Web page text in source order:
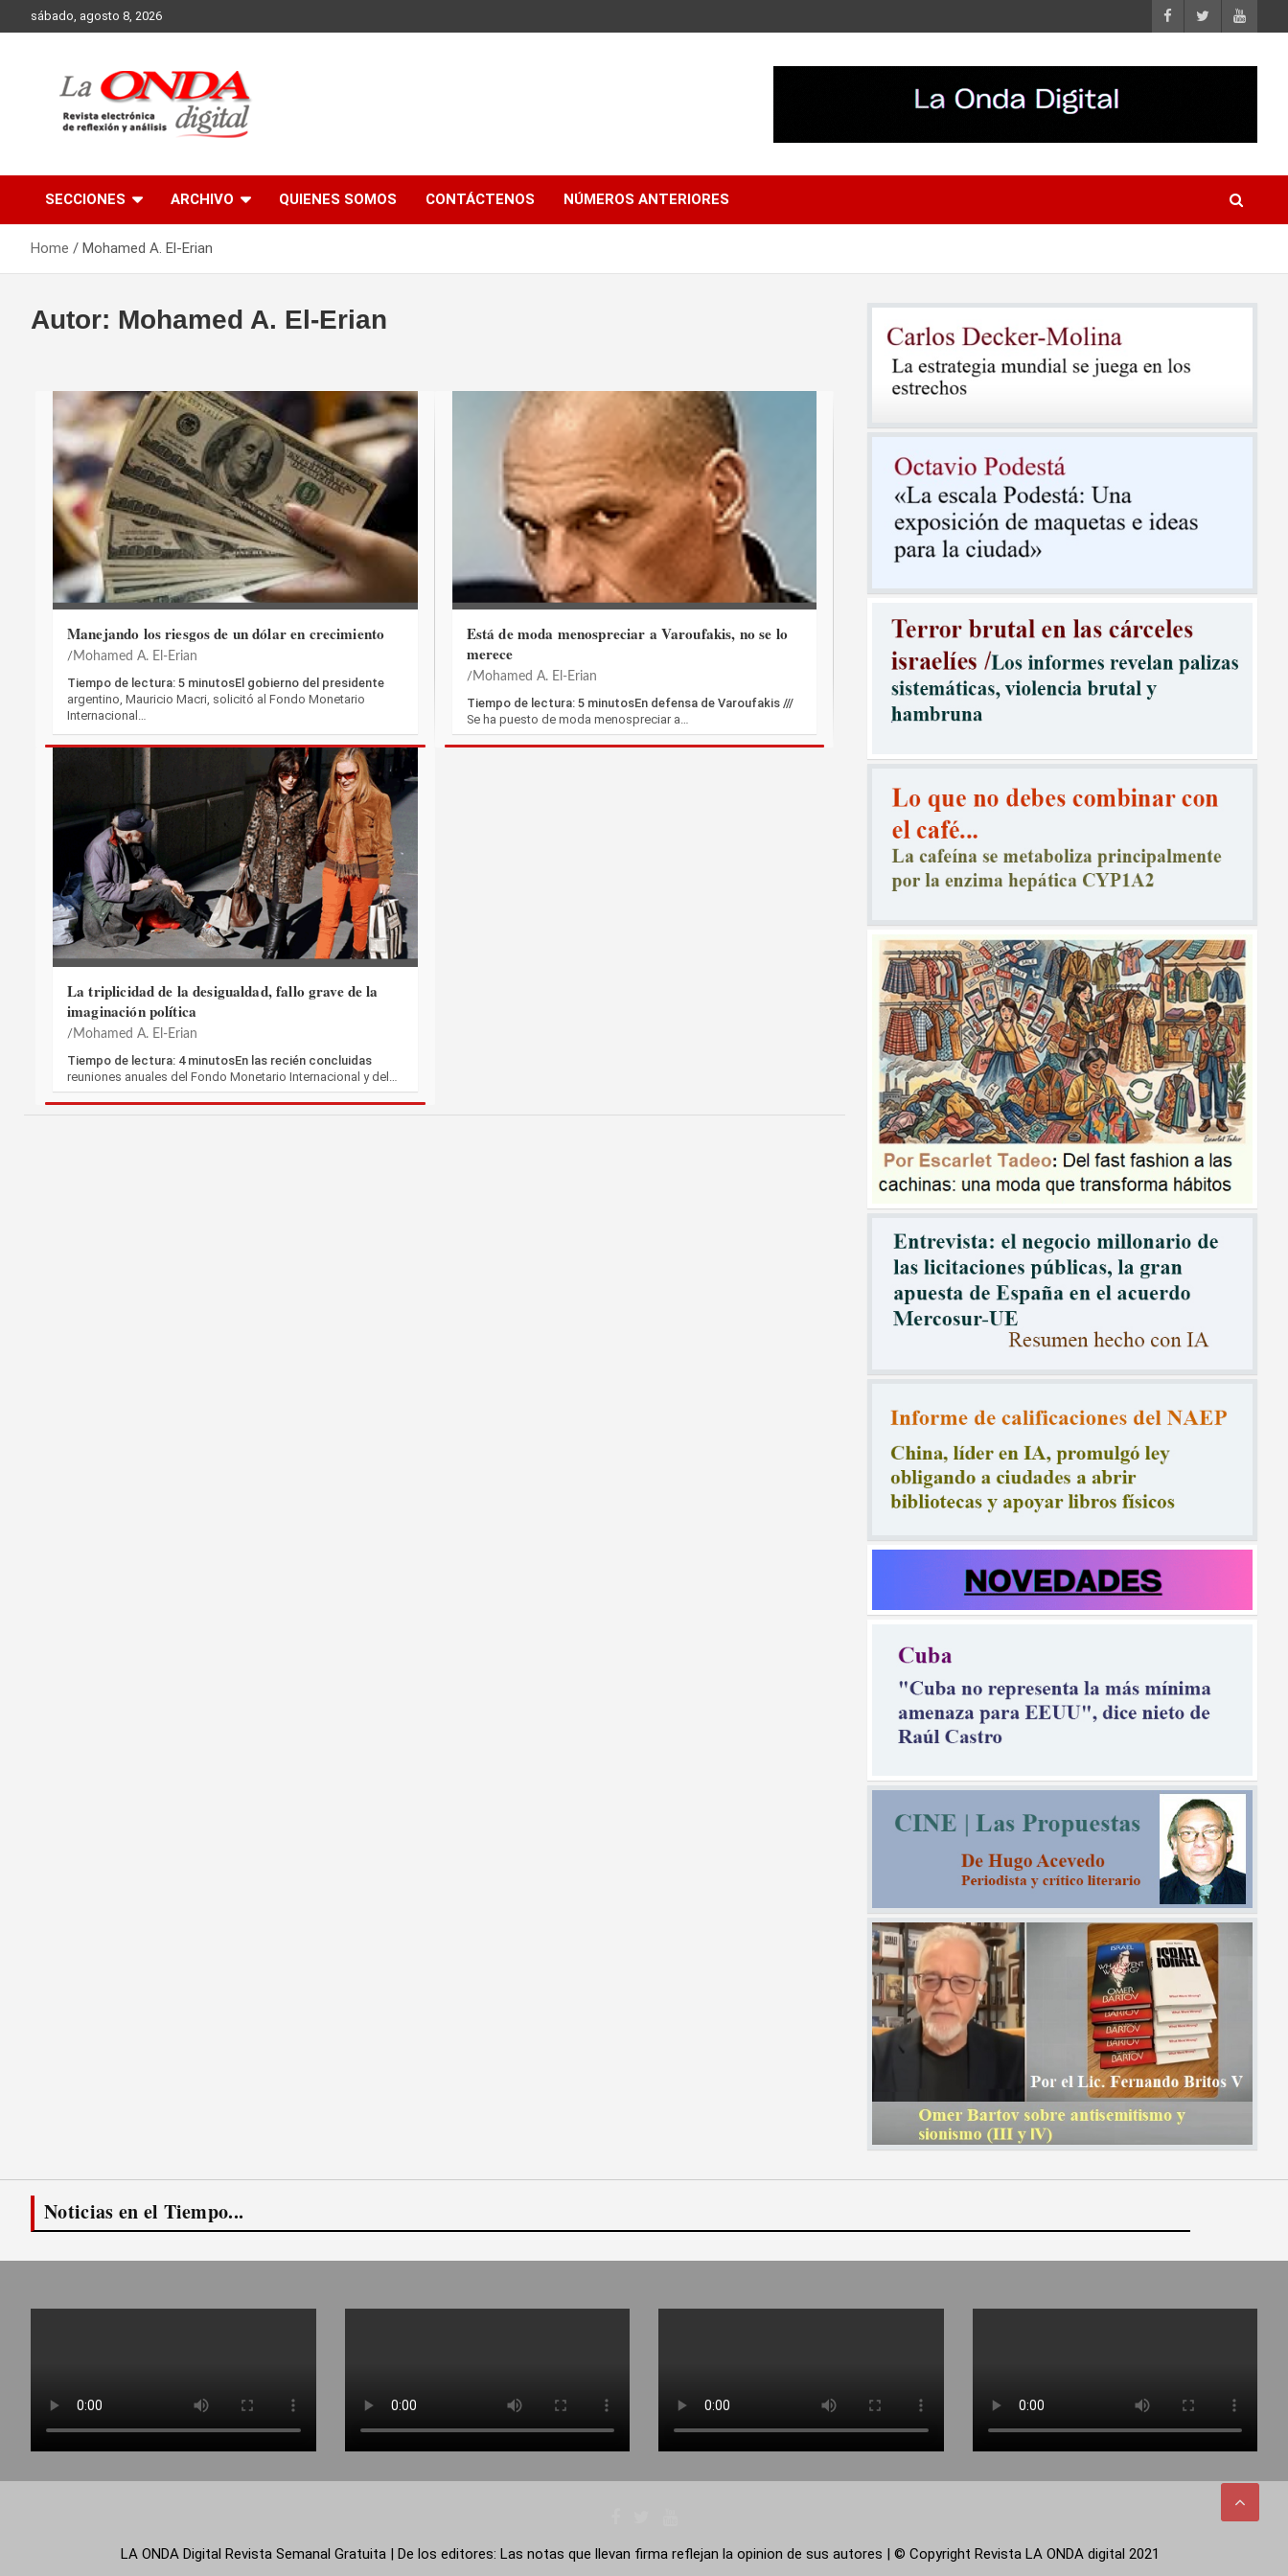
to
sábado, agosto 8, 2026
SECCIONES ARCHIVO QUIENES SOMOS CONTÁCTENOS NÚMEROS ANTERIORES
Home Mohamed A. El-Erian
Autor: Mohamed A. El-Erian
Manejando los riesgos de un dólar en crecimiento
Mohamed A. El-Erian
Tiempo de lectura: 5 minutosEl gobierno del presidente
argentino, Mauricio Macri, solicitó al Fondo Monetario
Internacional…
Está de moda menospreciar a Varoufakis, no se lo
merece
Mohamed A. El-Erian
Tiempo de lectura: 5 minutosEn defensa de Varoufakis ///
Se ha puesto de moda menospreciar a…
La triplicidad de la desigualdad, fallo grave de la
imaginación política
Mohamed A. El-Erian
Tiempo de lectura: 4 minutosEn las recién concluidas
reuniones anuales del Fondo Monetario Internacional y del…
Noticias en el Tiempo...
LA ONDA Digital Revista Semanal Gratuita | De los editores: Las notas que llevan firma reflejan la opinion de sus autores | © Copyright Revista LA ONDA digital 2021